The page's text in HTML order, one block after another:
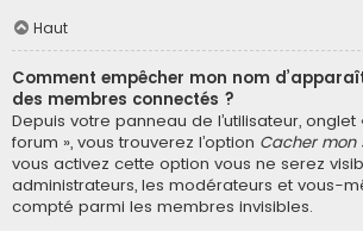
Haut
Comment empêcher mon nom
des membres connectés ?
Depuis votre panneau de l’utilisateur, onglet
forum », vous trouverez l’option Cacher mon
vous activez cette option vous ne serez
administrateurs, les modérateurs et vous-
compté parmi les membres invisibles.